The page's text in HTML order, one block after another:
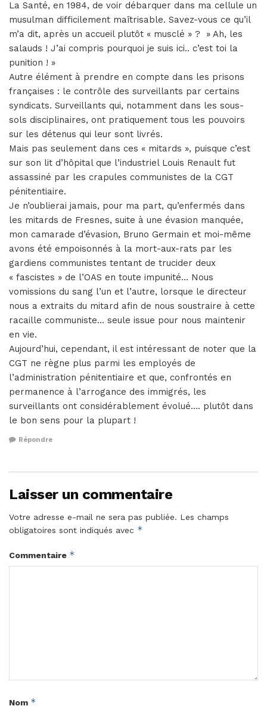
La Santé, en 1984, de voir débarquer dans ma cellule un
musulman difficilement maîtrisable. Savez-vous ce qu’il
m’a dit, après un accueil plutôt « musclé » ? » Ah, les
salauds ! J’ai compris pourquoi je suis ici.. c’est toi la
punition ! »
Autre élément à prendre en compte dans les prisons
françaises : le contrôle des surveillants par certains
syndicats. Surveillants qui, notamment dans les sous-
sols disciplinaires, ont pratiquement tous les pouvoirs
sur les détenus qui leur sont livrés.
Mais pas seulement dans ces « mitards », puisque c’est
sur son lit d’hôpital que l’industriel Louis Renault fut
assassiné par les crapules communistes de la CGT
pénitentiaire.
Je n’oublierai jamais, pour ma part, qu’enfermés dans
les mitards de Fresnes, suite à une évasion manquée,
mon camarade d’évasion, Bruno Germain et moi-même
avons été empoisonnés à la mort-aux-rats par les
gardiens communistes tentant de trucider deux
« fascistes » de l’OAS en toute impunité… Nous
vomissions du sang l’un et l’autre, lorsque le directeur
nous a extraits du mitard afin de nous soustraire à cette
racaille communiste… seule issue pour nous maintenir
en vie.
Aujourd’hui, cependant, il est intéressant de noter que la
CGT ne règne plus parmi les employés de
l’administration pénitentiaire et que, confrontés en
permanence à l’arrogance des immigrés, les
surveillants ont considérablement évolué…. plutôt dans
le bon sens pour la plupart !
Répondre
Laisser un commentaire
Votre adresse e-mail ne sera pas publiée. Les champs
obligatoires sont indiqués avec *
Commentaire *
Nom *